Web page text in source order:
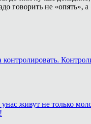
говорить не «опять», а
контролировать.
живут не только